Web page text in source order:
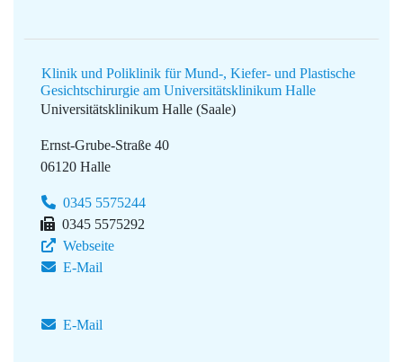
Klinik und Poliklinik für Mund-, Kiefer- und Plastische
Gesichtschirurgie am Universitätsklinikum Halle
Universitätsklinikum Halle (Saale)
Ernst-Grube-Straße 40
06120 Halle
0345 5575244
0345 5575292
Webseite
E-Mail
E-Mail